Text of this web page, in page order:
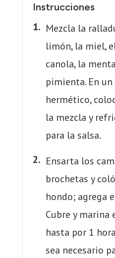
Instrucciones
Mezcla la
limón, la miel,
canola, la
pimienta. En
hermético,
la mezcla y
para la salsa.
Ensarta los
brochetas y
hondo; agrega
Cubre y
hasta por 1
sea necesario